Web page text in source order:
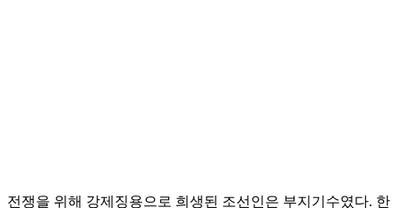
전쟁을 위해 강제징용으로 희생된 조선인은 부지기수였다. 한